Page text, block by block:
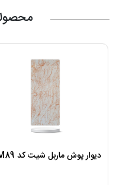
دیوار پوش ماربل شیت کد M89